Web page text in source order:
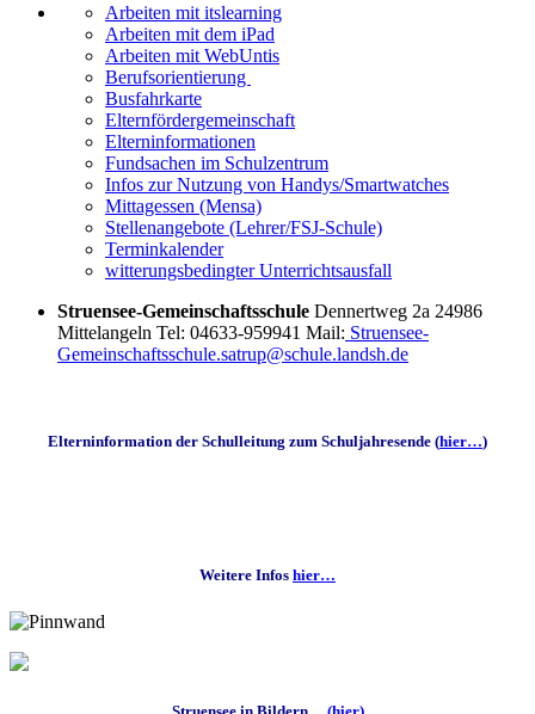
Arbeiten mit itslearning
Arbeiten mit dem iPad
Arbeiten mit WebUntis
Berufsorientierung
Busfahrkarte
Elternfördergemeinschaft
Elterninformationen
Fundsachen im Schulzentrum
Infos zur Nutzung von Handys/Smartwatches
Mittagessen (Mensa)
Stellenangebote (Lehrer/FSJ-Schule)
Terminkalender
witterungsbedingter Unterrichtsausfall
Struensee-Gemeinschaftsschule Dennertweg 2a 24986
Mittelangeln Tel: 04633-959941 Mail: Struensee-
Gemeinschaftsschule.satrup@schule.landsh.de
Elterninformation der Schulleitung zum Schuljahresende (hier…)
Weitere Infos hier…